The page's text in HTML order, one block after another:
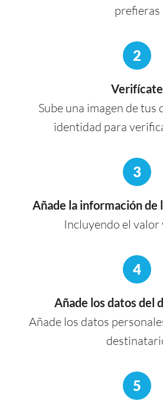
prefieras
2
Verifícate
Sube una imagen de tus
identidad para
3
Añade la información de
Incluyendo el valor
4
Añade los datos del
Añade los datos
5